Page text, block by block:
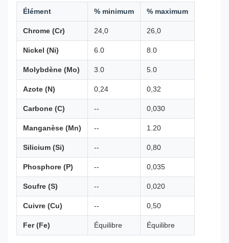
Élément % minimum % maximum
Chrome (Cr) 24,0 26,0
Nickel (Ni) 6.0 8.0
Molybdène (Mo) 3.0 5.0
Azote (N) 0,24 0,32
Carbone (C) -- 0,030
Manganèse (Mn) -- 1.20
Silicium (Si) -- 0,80
Phosphore (P) -- 0,035
Soufre (S) -- 0,020
Cuivre (Cu) -- 0,50
Fer (Fe) Équilibre Équilibre